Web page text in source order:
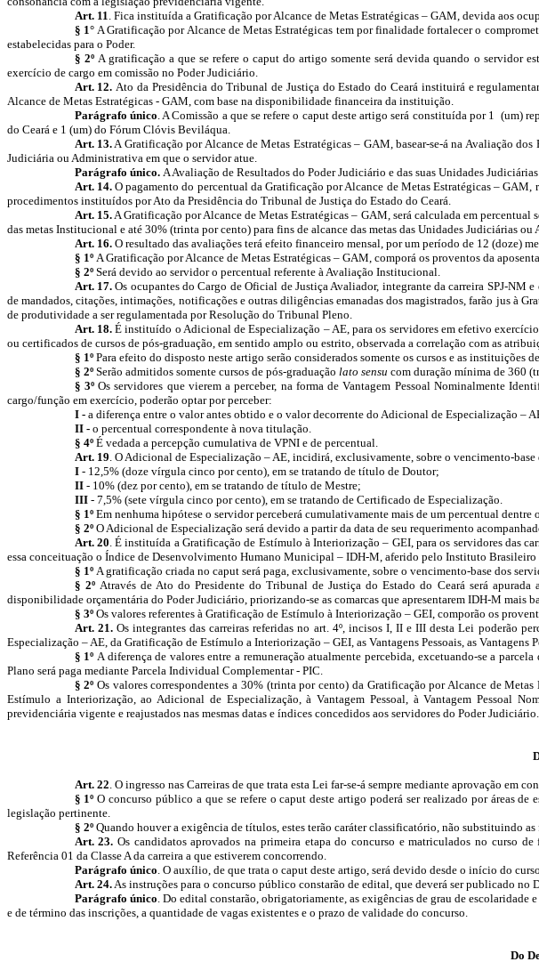
Art. 11. Fica instituída a Gratificação por Alcance de Metas Estratégicas – GAM, devida aos
§ 1°A Gratificação por Alcance de Metas Estratégicas tem por finalidade fortalecer o
estabelecidas para o Poder.
§ 2º A gratificação a que se refere o caput do artigo somente será devida quando o servidor
exercício de cargo em comissão no Poder Judiciário.
Art. 12.Ato da Presidência do Tribunal de Justiça do Estado do Ceará instituirá e
Alcance de Metas Estratégicas - GAM, com base na disponibilidade financeira da instituição.
Parágrafo único. A Comissão a que se refere o caput deste artigo será constituída por 1 (um)
do Ceará e 1 (um) do Fórum Clóvis Beviláqua.
Art. 13.A Gratificação por Alcance de Metas Estratégicas – GAM, basear-se-á na Avaliação
Judiciária ou Administrativa em que o servidor atue.
Parágrafo único. A Avaliação de Resultados do Poder Judiciário e das suas Unidades
Art. 14. O pagamento do percentual da Gratificação por Alcance de Metas Estratégicas – GAM,
procedimentos instituídos por Ato da Presidência do Tribunal de Justiça do Estado do Ceará.
Art. 15.A Gratificação por Alcance de Metas Estratégicas – GAM, será calculada em percentual
das metas Institucional e até 30% (trinta por cento) para fins de alcance das metas das Unidades Judiciárias
Art. 16.O resultado das avaliações terá efeito financeiro mensal, por um período de 12 (doze)
§ 1º AGratificação por Alcance de Metas Estratégicas – GAM, comporá os proventos da
§ 2º Será devido ao servidor o percentual referente à Avaliação Institucional.
Art. 17.Os ocupantes do Cargo de Oficial de Justiça Avaliador, integrante da carreira SPJ-
de mandados, citações, intimações, notificações e outras diligências emanadas dos magistrados, farão jus
de produtividade a ser regulamentada por Resolução do Tribunal Pleno.
Art. 18.É instituído o Adicional de Especialização – AE, para os servidores em efetivo
ou certificados de cursos de pós-graduação, em sentido amplo ou estrito, observada a correlação com as
§ 1º Para efeito do disposto neste artigo serão considerados somente os cursos e as
§ 2º Serão admitidos somente cursos de pós-graduação lato sensu com duração mínima de 360
§ 3ºOs servidores que vierem a perceber, na forma de Vantagem Pessoal Nominalmente
cargo/função em exercício, poderão optar por perceber:
I - a diferença entre o valor antes obtido e o valor decorrente do Adicional de Especialização –
II - o percentual correspondente à nova titulação.
§ 4º É vedada a percepção cumulativa de VPNI e de percentual.
Art. 19. O Adicional de Especialização – AE, incidirá, exclusivamente, sobre o vencimento-
I- 12,5% (doze vírgula cinco por cento), em se tratando de título de Doutor;
II- 10% (dez por cento), em se tratando de título de Mestre;
III- 7,5% (sete vírgula cinco por cento), em se tratando de Certificado de Especialização.
§ 1º Em nenhuma hipótese o servidor perceberá cumulativamente mais de um percentual
§ 2ºO Adicional de Especialização será devido a partir da data de seu requerimento
Art. 20. É instituída a Gratificação de Estímulo à Interiorização – GEI, para os servidores das
essa conceituação o Índice de Desenvolvimento Humano Municipal – IDH-M, aferido pelo Instituto Brasileiro
§ 1º A gratificação criada no caput será paga, exclusivamente, sobre o vencimento-base dos
§ 2º Através de Ato do Presidente do Tribunal de Justiça do Estado do Ceará será
disponibilidade orçamentária do Poder Judiciário, priorizando-se as comarcas que apresentarem IDH-M mais
§ 3º Os valores referentes àGratificação de Estímulo à Interiorização – GEI, comporão os
Art. 21. Os integrantes das carreiras referidas no art. 4º, incisos I, II e III desta Lei poderão
Especialização – AE, da Gratificação de Estímulo a Interiorização – GEI, as Vantagens Pessoais, as
§ 1º A diferença de valores entre a remuneração atualmente percebida, excetuando-se a parcela
Plano será paga mediante Parcela Individual Complementar - PIC.
§ 2ºOs valores correspondentes a 30% (trinta por cento) da Gratificação por Alcance de
Estímulo a Interiorização, ao Adicional de Especialização, à Vantagem Pessoal, à Vantagem Pessoal
previdenciária vigente e reajustados nas mesmas datas e índices concedidos aos servidores do Poder Judiciário.
Art. 22. O ingresso nas Carreiras de que trata esta Lei far-se-á sempre mediante aprovação em
§ 1ºO concurso público a que se refere o caput deste artigo poderá ser realizado por áreas
legislação pertinente.
§ 2ºQuando houver a exigência de títulos, estes terão caráter classificatório, não substituindo
Art. 23. Os candidatos aprovados na primeira etapa do concurso e matriculados no curso
Referência 01 da Classe A da carreira a que estiverem concorrendo.
Parágrafo único. O auxílio, de que trata o caput deste artigo, será devido desde o início do
Art. 24.As instruções para o concurso público constarão de edital, que deverá ser publicado
Parágrafo único. Do edital constarão, obrigatoriamente, as exigências de grau de escolaridade
e de término das inscrições, a quantidade de vagas existentes e o prazo de validade do concurso.
Do